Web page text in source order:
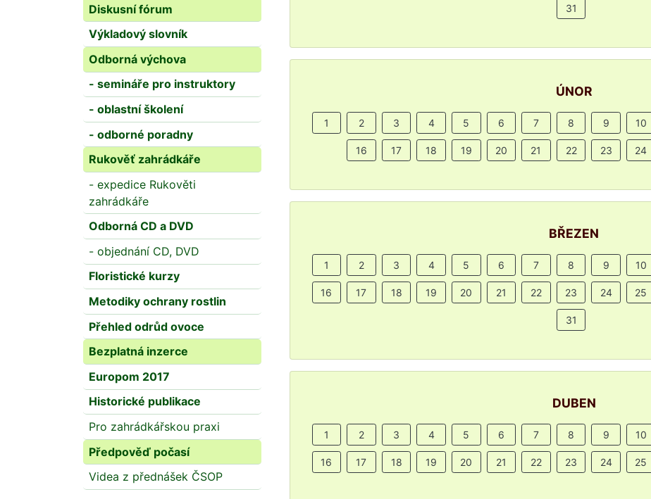
Diskusní fórum
Výkladový slovník
Odborná výchova
- semináře pro instruktory
- oblastní školení
- odborné poradny
Rukověť zahrádkáře
- expedice Rukověti
zahrádkáře
Odborná CD a DVD
- objednání CD, DVD
Floristické kurzy
Metodiky ochrany rostlin
Přehled odrůd ovoce
Bezplatná inzerce
Europom 2017
Historické publikace
Pro zahrádkářskou praxi
Předpověď počasí
Videa z přednášek ČSOP
31
ÚNOR
1 2 3 4 5 6 7 8 9 10
16 17 18 19 20 21 22 23 24
BŘEZEN
1 2 3 4 5 6 7 8 9 10
16 17 18 19 20 21 22 23 24 25
31
DUBEN
1 2 3 4 5 6 7 8 9 10
16 17 18 19 20 21 22 23 24 25